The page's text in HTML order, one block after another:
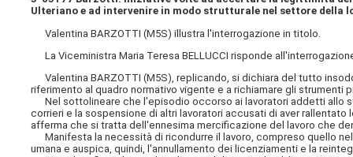
Ulteriano e ad intervenire in modo strutturale nel settore
Valentina BARZOTTI (M5S) illustra l'interrogazione in titolo.
La Viceministra Maria Teresa BELLUCCI risponde
Valentina BARZOTTI (M5S), replicando, si dichiara del tutto
riferimento al quadro normativo vigente e a richiamare gli
Nel sottolineare che l'episodio occorso ai lavoratori addetti allo
corrieri e la sospensione di altri lavoratori accusati di aver
afferma che si tratta dell'ennesima mercificazione del lavoro che
Manifesta la necessità di ricondurre il lavoro, compreso quello
umana e auspica, quindi, l'annullamento dei licenziamenti e la